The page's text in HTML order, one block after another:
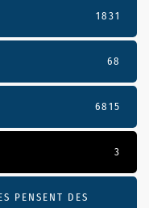
1831
68
6815
3
PENSENT DES